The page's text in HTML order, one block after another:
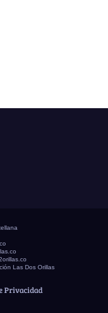
Las Dos Orillas
Privacidad